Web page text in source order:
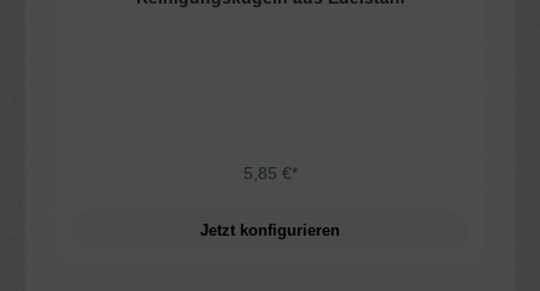
5,85 €*
Jetzt konfigurieren